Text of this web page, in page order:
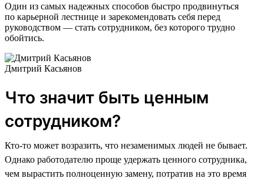
Один из самых надежных способов быстро продвинуться
по карьерной лестнице и зарекомендовать себя перед
руководством — стать сотрудником, без которого трудно
обойтись.
Дмитрий Касьянов
Что значит быть ценным
сотрудником?
Кто-то может возразить, что незаменимых людей не бывает.
Однако работодателю проще удержать ценного сотрудника,
чем вырастить полноценную замену, потратив на это время